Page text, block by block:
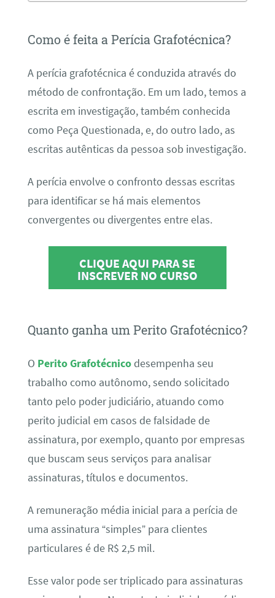
Como é feita a Perícia Grafotécnica?
A perícia grafotécnica é conduzida através do
método de confrontação. Em um lado, temos a
escrita em investigação, também conhecida
como Peça Questionada, e, do outro lado, as
escritas autênticas da pessoa sob investigação.
A perícia envolve o confronto dessas escritas
para identificar se há mais elementos
convergentes ou divergentes entre elas.
CLIQUE AQUI PARA SE
INSCREVER NO CURSO
Quanto ganha um Perito Grafotécnico?
O Perito Grafotécnicodesempenha seu
trabalho como autônomo, sendo solicitado
tanto pelo poder judiciário, atuando como
perito judicial em casos de falsidade de
assinatura, por exemplo, quanto por empresas
que buscam seus serviços para analisar
assinaturas, títulos e documentos.
A remuneração média inicial para a perícia de
uma assinatura “simples” para clientes
particulares é de R$ 2,5 mil.
Esse valor pode ser triplicado para assinaturas